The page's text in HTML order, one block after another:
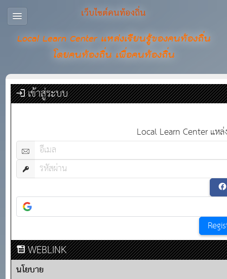
เว็บไซต์คนท้องถิ่น
Local Learn Center แหล่งเรียนรู้ของคนท้องถิ่น
โดยคนท้องถิ่น เพื่อคนท้องถิ่น
เข้าสู่ระบบ
Local Learn Center แห
WEBLINK
นโยบาย